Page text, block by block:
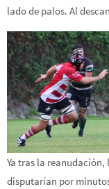
lado de palos. Al
Ya tras la
disputarían por